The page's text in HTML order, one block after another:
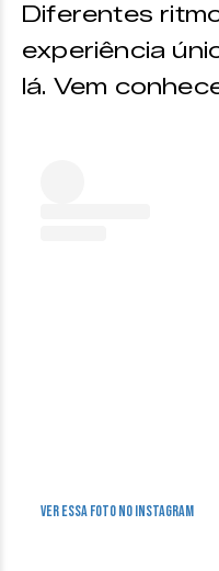
Diferentes
experiência
lá. Vem
Ver essa foto no Instagram